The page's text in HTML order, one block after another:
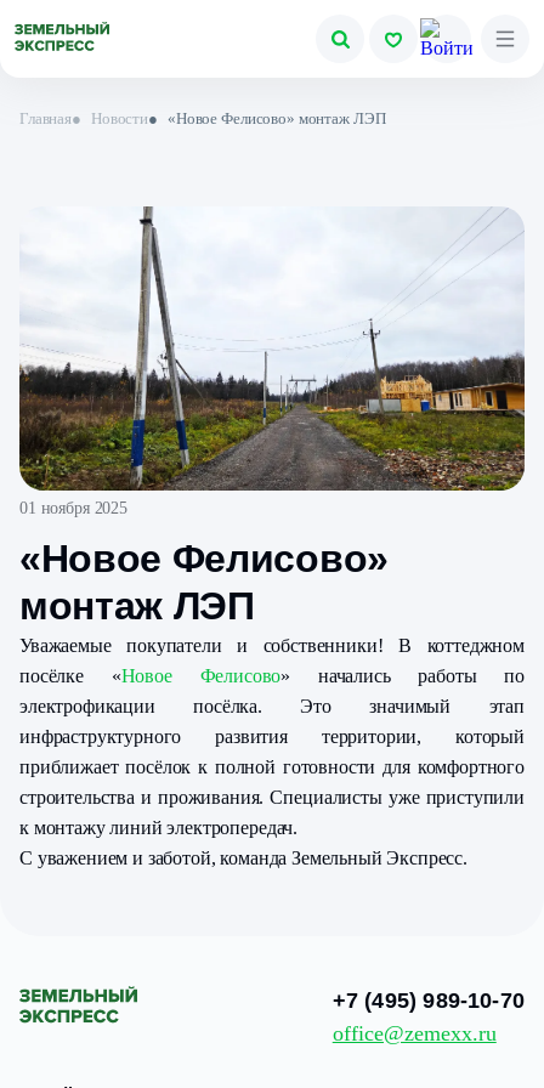
Главная● Новости● «Новое Фелисово» монтаж ЛЭП
01 ноября 2025
«Новое Фелисово»
монтаж ЛЭП
Уважаемые покупатели и собственники! В коттеджном
посёлке «Новое Фелисово» начались работы по
электрофикации посёлка. Это значимый этап
инфраструктурного развития территории, который
приближает посёлок к полной готовности для комфортного
строительства и проживания. Специалисты уже приступили
к монтажу линий электропередач.
С уважением и заботой, команда Земельный Экспресс.
+7 (495) 989-10-70
office@zemexx.ru